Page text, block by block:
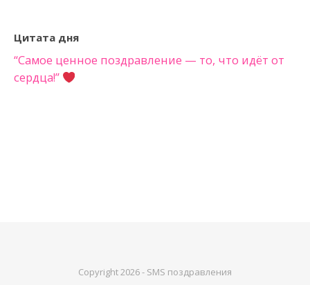
Цитата дня
“Самое ценное поздравление — то, что идёт от
сердца!”
Copyright 2026 - SMS поздравления